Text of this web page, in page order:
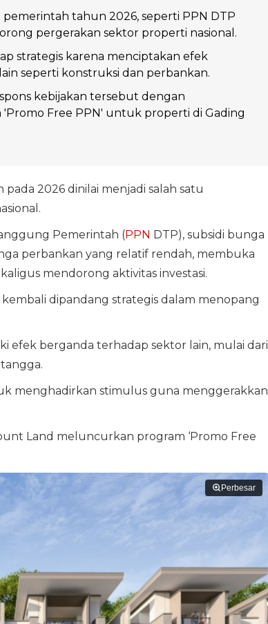
pemerintah tahun 2026, seperti PPN DTP
pergerakan sektor properti nasional.
strategis karena menciptakan efek
seperti konstruksi dan perbankan.
kebijakan tersebut dengan
Free PPN' untuk properti di Gading
pada 2026 dinilai menjadi salah satu
Pemerintah (PPN DTP), subsidi bunga
perbankan yang relatif rendah, membuka
mendorong aktivitas investasi.
kembali dipandang strategis dalam menopang
efek berganda terhadap sektor lain, mulai dari
menghadirkan stimulus guna menggerakkan
Land meluncurkan program ‘Promo Free
Perbesar